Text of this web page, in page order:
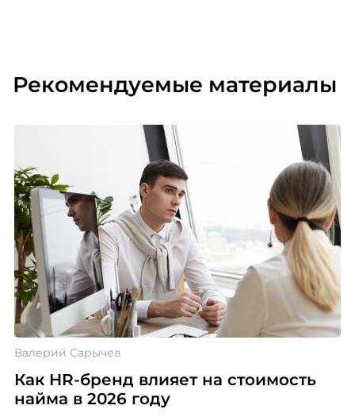
Рекомендуемые материалы
Валерий Сарычев
Как HR-бренд влияет на стоимость
найма в 2026 году